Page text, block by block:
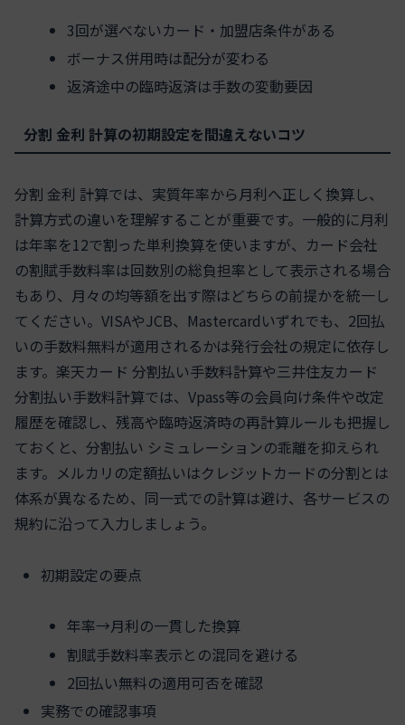
3回が選べないカード・加盟店条件がある
ボーナス併用時は配分が変わる
返済途中の臨時返済は手数の変動要因
分割 金利 計算の初期設定を間違えないコツ
分割 金利 計算では、実質年率から月利へ正しく換算し、
計算方式の違いを理解することが重要です。一般的に月利
は年率を12で割った単利換算を使いますが、カード会社
の割賦手数料率は回数別の総負担率として表示される場合
もあり、月々の均等額を出す際はどちらの前提かを統一し
てください。VISAやJCB、Mastercardいずれでも、2回払
いの手数料無料が適用されるかは発行会社の規定に依存し
ます。楽天カード 分割払い手数料計算や三井住友カード
分割払い手数料計算では、Vpass等の会員向け条件や改定
履歴を確認し、残高や臨時返済時の再計算ルールも把握し
ておくと、分割払い シミュレーションの乖離を抑えられ
ます。メルカリの定額払いはクレジットカードの分割とは
体系が異なるため、同一式での計算は避け、各サービスの
規約に沿って入力しましょう。
初期設定の要点
年率→月利の一貫した換算
割賦手数料率表示との混同を避ける
2回払い無料の適用可否を確認
実務での確認事項